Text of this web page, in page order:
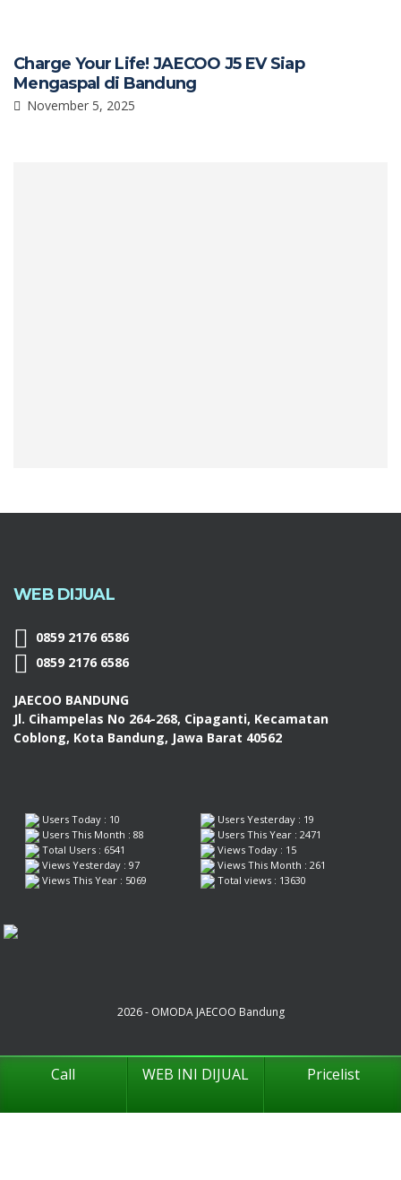
Charge Your Life! JAECOO J5 EV Siap
Mengaspal di Bandung
November 5, 2025
WEB DIJUAL
0859 2176 6586
0859 2176 6586
JAECOO BANDUNG
Jl. Cihampelas No 264-268, Cipaganti, Kecamatan
Coblong, Kota Bandung, Jawa Barat 40562
Users Today : 10
Users Yesterday : 19
Users This Month : 88
Users This Year : 2471
Total Users : 6541
Views Today : 15
Views Yesterday : 97
Views This Month : 261
Views This Year : 5069
Total views : 13630
2026 - OMODA JAECOO Bandung
Call WEB INI DIJUAL Pricelist